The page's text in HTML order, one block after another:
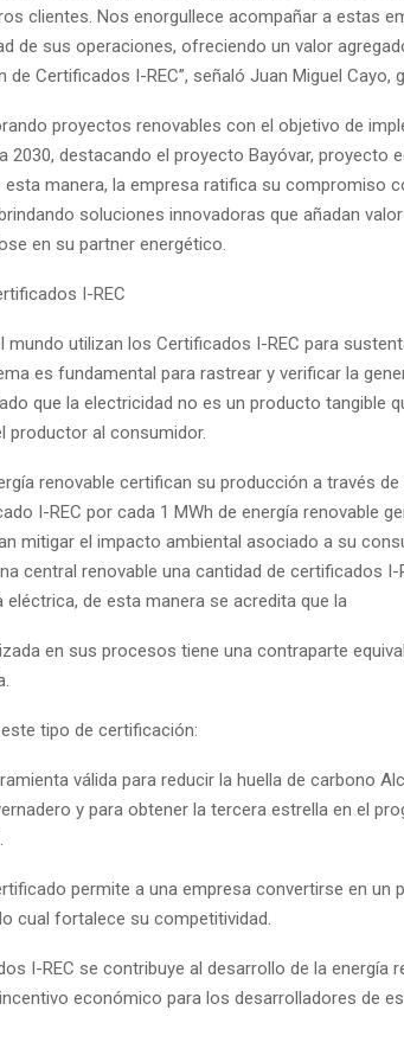
clientes. Nos enorgullece acompañar a estas
de sus operaciones, ofreciendo un valor
Certificados I-REC”, señaló Juan Miguel Cayo,
proyectos renovables con el objetivo de
2030, destacando el proyecto Bayóvar, proyecto
esta manera, la empresa ratifica su compromiso
soluciones innovadoras que añadan
en su partner energético.
I-REC
mundo utilizan los Certificados I-REC para
es fundamental para rastrear y verificar la
que la electricidad no es un producto tangible
productor al consumidor.
renovable certifican su producción a través de
I-REC por cada 1 MWh de energía renovable
mitigar el impacto ambiental asociado a su
central renovable una cantidad de certificados I-
eléctrica, de esta manera se acredita que la
en sus procesos tiene una contraparte
tipo de certificación:
válida para reducir la huella de carbono
y para obtener la tercera estrella en el
permite a una empresa convertirse en un
cual fortalece su competitividad.
I-REC se contribuye al desarrollo de la energía
económico para los desarrolladores de